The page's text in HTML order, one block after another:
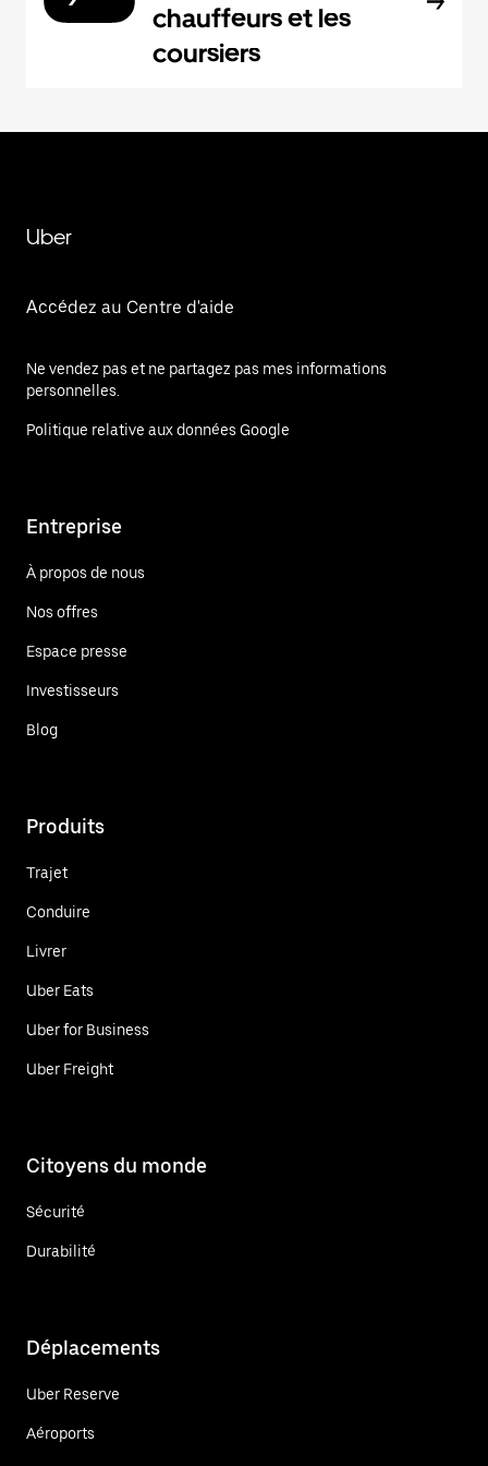
chauffeurs et les
coursiers
Uber
Accédez au Centre d'aide
Ne vendez pas et ne partagez pas mes informations
personnelles.
Politique relative aux données Google
Entreprise
À propos de nous
Nos offres
Espace presse
Investisseurs
Blog
Produits
Trajet
Conduire
Livrer
Uber Eats
Uber for Business
Uber Freight
Citoyens du monde
Sécurité
Durabilité
Déplacements
Uber Reserve
Aéroports